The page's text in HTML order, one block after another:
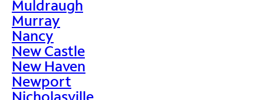
Muldraugh
Murray
Nancy
New Castle
New Haven
Newport
Nicholasville